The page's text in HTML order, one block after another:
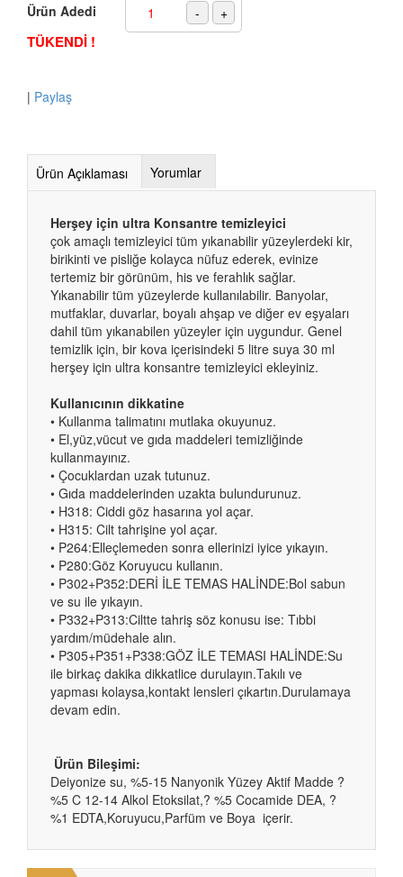
Ürün Adedi
TÜKENDİ !
| Paylaş
Ürün Açıklaması Yorumlar
Herşey için ultra Konsantre temizleyici
çok amaçlı temizleyici tüm yıkanabilir yüzeylerdeki kir,
birikinti ve pisliğe kolayca nüfuz ederek, evinize
tertemiz bir görünüm, his ve ferahlık sağlar.
Yıkanabilir tüm yüzeylerde kullanılabilir. Banyolar,
mutfaklar, duvarlar, boyalı ahşap ve diğer ev eşyaları
dahil tüm yıkanabilen yüzeyler için uygundur. Genel
temizlik için, bir kova içerisindeki 5 litre suya 30 ml
herşey için ultra konsantre temizleyici ekleyiniz.
Kullanıcının dikkatine
• Kullanma talimatını mutlaka okuyunuz.
• El,yüz,vücut ve gıda maddeleri temizliğinde
kullanmayınız.
• Çocuklardan uzak tutunuz.
• Gıda maddelerinden uzakta bulundurunuz.
• H318: Ciddi göz hasarına yol açar.
• H315: Cilt tahrişine yol açar.
• P264:Elleçlemeden sonra ellerinizi iyice yıkayın.
• P280:Göz Koruyucu kullanın.
• P302+P352:DERİ İLE TEMAS HALİNDE:Bol sabun
ve su ile yıkayın.
• P332+P313:Ciltte tahriş söz konusu ise: Tıbbi
yardım/müdehale alın.
• P305+P351+P338:GÖZ İLE TEMASI HALİNDE:Su
ile birkaç dakika dikkatlice durulayın.Takılı ve
yapması kolaysa,kontakt lensleri çıkartın.Durulamaya
devam edin.
Ürün Bileşimi:
Deiyonize su, %5-15 Nanyonik Yüzey Aktif Madde ?
%5 C 12-14 Alkol Etoksilat,? %5 Cocamide DEA, ?
%1 EDTA,Koruyucu,Parfüm ve Boya içerir.